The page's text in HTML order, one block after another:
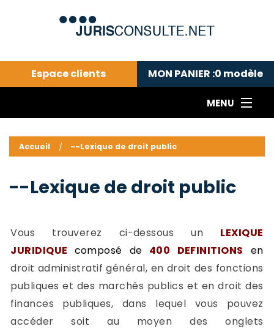
Espace clients MON PANIER :0 modèle
MENU
---Actualités du droit public---
Droit pénal---
Droit privé ---
Abonnement aux actualités
Accueil --Lexique de droit public
--Lexique de droit public
Vous trouverez ci-dessous un LEXIQUE
JURIDIQUE composé de 400 DEFINITIONS
en
droit administratif général, en droit des fonctions
publiques et des marchés publics et en droit des
finances publiques, dans lequel vous pouvez
accéder soit au moyen des onglets